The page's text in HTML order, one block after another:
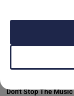
14h19
14h19
Don't Stop The Music